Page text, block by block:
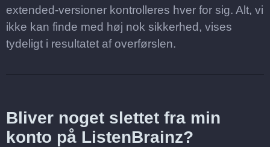
extended-versioner kontrolleres hver for sig. Alt, vi
ikke kan finde med høj nok sikkerhed, vises
tydeligt i resultatet af overførslen.
Bliver noget slettet fra min
konto på ListenBrainz?